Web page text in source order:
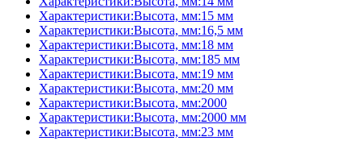
Характеристики:Высота, мм:15 мм
Характеристики:Высота, мм:16,5 мм
Характеристики:Высота, мм:18 мм
Характеристики:Высота, мм:185 мм
Характеристики:Высота, мм:19 мм
Характеристики:Высота, мм:20 мм
Характеристики:Высота, мм:2000
Характеристики:Высота, мм:2000 мм
Характеристики:Высота, мм:23 мм